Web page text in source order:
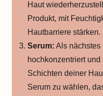
Haut
Produkt, mit
Hautbarriere stärken.
Serum: Als nächstes
hochkonzentriert
Schichten deiner
Serum zu wählen,